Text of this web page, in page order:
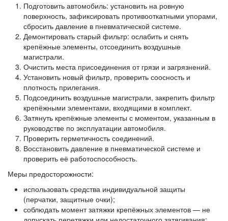
Подготовить автомобиль: установить на ровную
поверхность, зафиксировать противооткатными упорами,
сбросить давление в пневматической системе.
Демонтировать старый фильтр: ослабить и снять
крепёжные элементы, отсоединить воздушные
магистрали.
Очистить места присоединения от грязи и загрязнений.
Установить новый фильтр, проверить соосность и
плотность прилегания.
Подсоединить воздушные магистрали, закрепить фильтр
крепёжными элементами, входящими в комплект.
Затянуть крепёжные элементы с моментом, указанным в
руководстве по эксплуатации автомобиля.
Проверить герметичность соединений.
Восстановить давление в пневматической системе и
проверить её работоспособность.
Меры предосторожности:
использовать средства индивидуальной защиты
(перчатки, защитные очки);
соблюдать момент затяжки крепёжных элементов — не